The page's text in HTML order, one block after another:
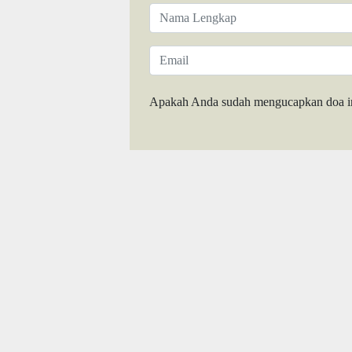
Apakah Anda sudah mengucapkan doa